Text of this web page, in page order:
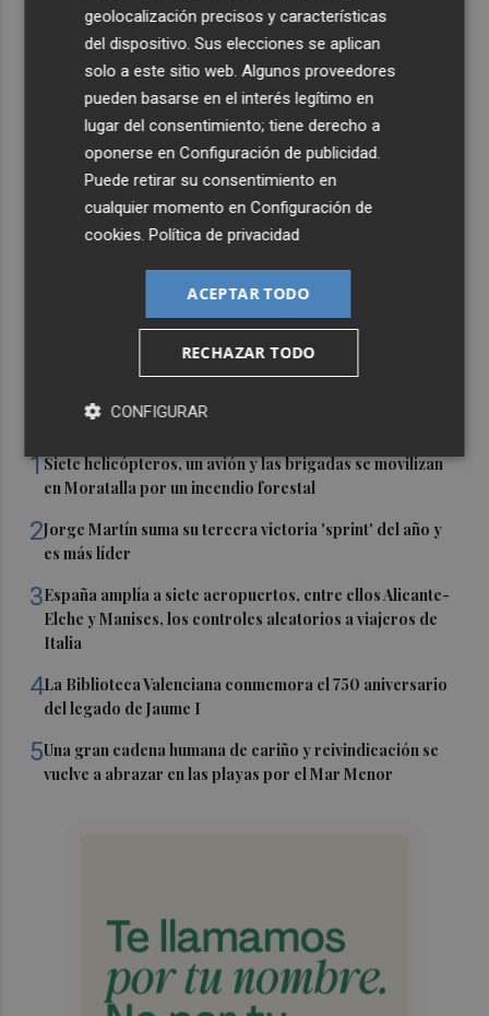
Últimas Noticias
1Siete helicópteros, un avión y las brigadas se movilizan
en Moratalla por un incendio forestal
2Jorge Martín suma su tercera victoria 'sprint' del año y
es más líder
3España amplía a siete aeropuertos, entre ellos Alicante-
Elche y Manises, los controles aleatorios a viajeros de
Italia
4La Biblioteca Valenciana conmemora el 750 aniversario
del legado de Jaume I
5Una gran cadena humana de cariño y reivindicación se
vuelve a abrazar en las playas por el Mar Menor
geolocalización precisos y características
del dispositivo. Sus elecciones se aplican
solo a este sitio web. Algunos proveedores
pueden basarse en el interés legítimo en
lugar del consentimiento; tiene derecho a
oponerse enConfiguración de publicidad
Puede retirar su consentimiento en
cualquier momento enConfiguración de
cookies .Política de privacidad
ACEPTAR TODO
RECHAZAR TODO
CONFIGURAR